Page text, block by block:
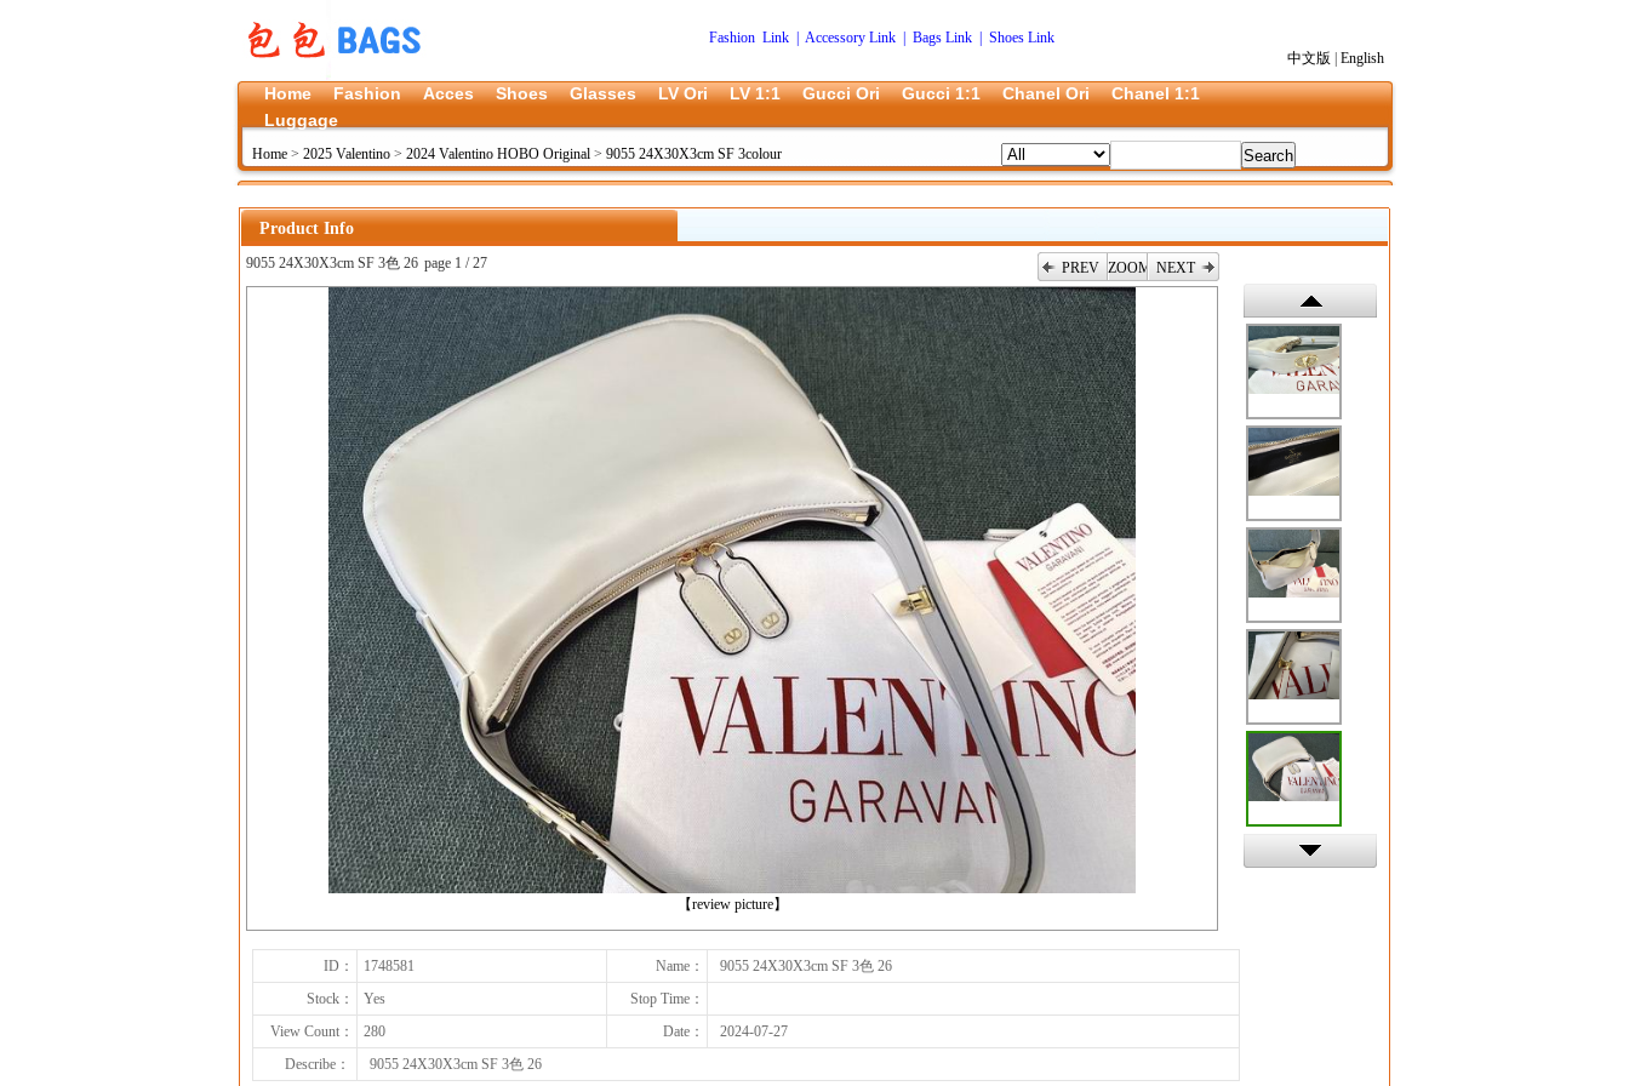
Fashion Link Accessory Link| Bags Link| Shoes Link
中文版
English
Home Fashion Acces Shoes Glasses LV Ori LV 1:1 Gucci Ori Gucci 1:1 Chanel Ori
Chanel 1:1
Luggage
Home > 2025 Valentino > 2024 Valentino HOBO Original > 9055 24X30X3cm SF 3colour
Product Info
9055 24X30X3cm SF 3色 26 page 1 / 27 PREV ZOOM NEXT
【review picture】
上一张
ID： 1748581 Name：
9055 24X30X3cm SF 3色 26
Stock：
Yes
Stop Time：
View Count：
280 Date：
2024-07-27
Describe：
9055 24X30X3cm SF 3色 26